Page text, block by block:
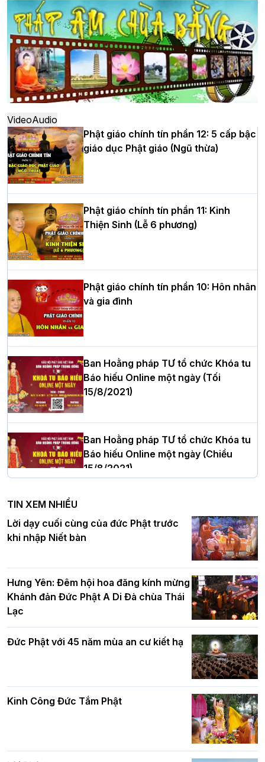
dựng Trung tâm văn hóa Phật giáo Thủ
đô
Hà Nội: Ngày tu học cuối cùng khép lại
khóa sinh hoạt Phật pháp mùa hè lần
thứ XIV tại chùa Bằng
Học yêu thương trong ngày tu tập thứ
tư của Khóa sinh hoạt Phật pháp mùa
hè tại chùa Bằng
HT.Thích Thọ Lạc được suy cử làm tân
Trưởng BTS GHPGVN tỉnh Nghệ An
Hòa thượng Thích Quảng Tùng tái đắc
cử Trưởng BTS GHPGVN thành phố Hải
Phòng nhiệm kỳ 2026 – 2031
Thượng tọa Thích Tâm Chính được suy
cử tân Trưởng ban Trị sự GHPGVN tỉnh
Hà Nội: Tăng Ni Trường hạ Bồ Đề trang
nghiêm tác pháp Tiền an cư PL.2570 –
DL.2026
chúc mừng Phật đản BTS GHPGVN TP.
Hà Nội
Hơn 5.000 người tham dự diễu hành,
đô hòa bình và phát triển
VideoAudio
Phật giáo chính tín phần 12: 5 cấp bậc
giáo dục Phật giáo (Ngũ thừa)
Phật giáo chính tín phần 11: Kinh
Thiện Sinh (Lễ 6 phương)
Phật giáo chính tín phần 10: Hôn nhân
và gia đình
Ban Hoằng pháp TƯ tổ chức Khóa tu
Báo hiếu Online một ngày (Tối
15/8/2021)
Ban Hoằng pháp TƯ tổ chức Khóa tu
Báo hiếu Online một ngày (Chiều
15/8/2021)
Ban Hoằng pháp TƯ tổ chức Khóa tu
Báo hiếu Online một ngày (Sáng
15/8/2021)
Tinh thần yêu nước của Phật giáo
Phật giáo chính tín Phần 9: Giải thích
TIN XEM NHIỀU
Lời dạy cuối cùng của đức Phật trước
khi nhập Niết bàn
Hưng Yên: Đêm hội hoa đăng kính mừng
Khánh đản Đức Phật A Di Đà chùa Thái
Lạc
Đức Phật với 45 năm mùa an cư kiết hạ
Kinh Công Đức Tắm Phật